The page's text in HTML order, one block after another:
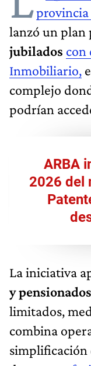
provincia
lanzó un plan
jubilados con
Inmobiliario,
complejo
podrían
ARBA
2026 del
La iniciativa
y pensionados
limitados,
combina
simplificación